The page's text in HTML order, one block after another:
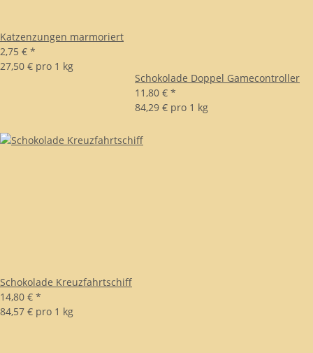
Katzenzungen marmoriert
2,75 € *
27,50 € pro 1 kg
Schokolade Doppel Gamecontroller
11,80 € *
84,29 € pro 1 kg
Schokolade Kreuzfahrtschiff
14,80 € *
84,57 € pro 1 kg